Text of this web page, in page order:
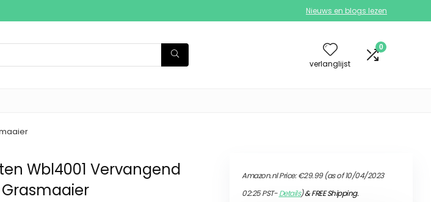
Nieuws en blogs lezen
verlanglijst
0
Wbl4001 Vervangend
Grasmaaier
Amazon.nl Price:€29.99(as of 10/04/2023
02:25 PST-Details)&FREE Shipping.